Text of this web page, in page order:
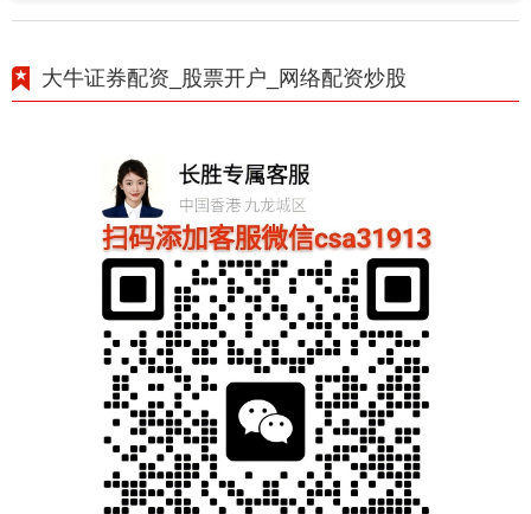
大牛证券配资_股票开户_网络配资炒股